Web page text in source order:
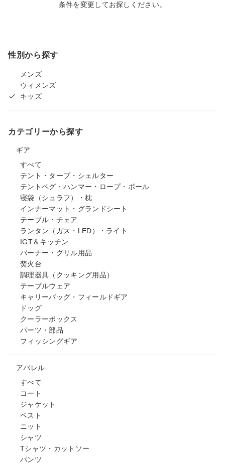
条件を変更してお探しください。
性別から探す
メンズ
ウィメンズ
キッズ
カテゴリーから探す
ギア
すべて
テント・タープ・シェルター
テントペグ・ハンマー・ロープ・ポール
寝袋（シュラフ）・枕
インナーマット・グランドシート
テーブル・チェア
ランタン（ガス・LED）・ライト
IGT＆キッチン
バーナー・グリル用品
焚火台
調理器具（クッキング用品）
テーブルウェア
キャリーバッグ・フィールドギア
ドッグ
クーラーボックス
パーツ・部品
フィッシングギア
アパレル
すべて
コート
ジャケット
ベスト
ニット
シャツ
Tシャツ・カットソー
パンツ